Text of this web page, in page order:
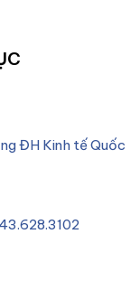
ĐH Kinh tế Quốc